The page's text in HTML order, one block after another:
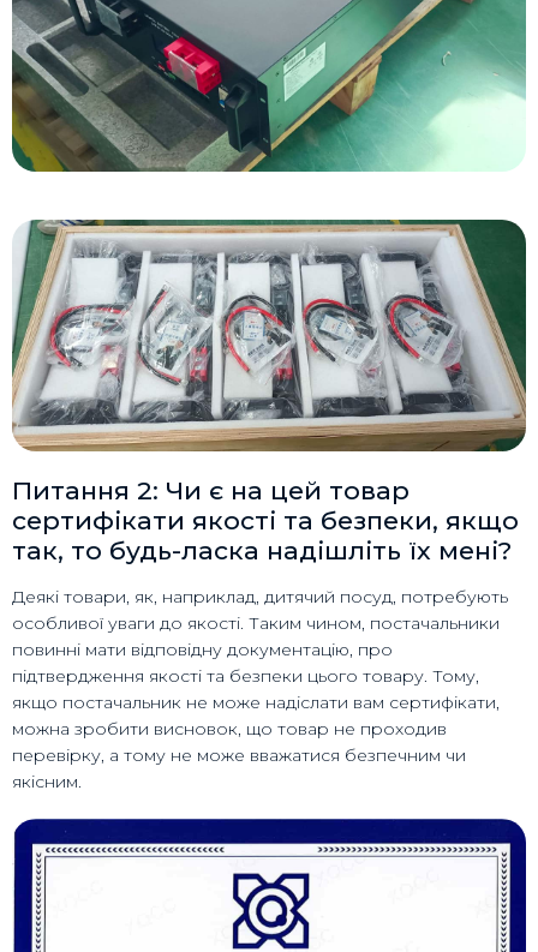
Питання 2: Чи є на цей товар
сертифікати якості та безпеки, якщо
так, то будь-ласка надішліть їх мені?
Деякі товари, як, наприклад, дитячий посуд, потребують
особливої уваги до якості. Таким чином, постачальники
повинні мати відповідну документацію, про
підтвердження якості та безпеки цього товару. Тому,
якщо постачальник не може надіслати вам сертифікати,
можна зробити висновок, що товар не проходив
перевірку, а тому не може вважатися безпечним чи
якісним.